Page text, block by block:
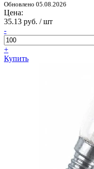
Обновлено 05.08.2026
Цена:
35.13 руб. / шт
-
+
Купить